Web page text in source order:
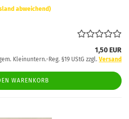
abweichend)
1,50 EUR
Kleinuntern.-Reg. §19 UStG zzgl. Versand
WARENKORB